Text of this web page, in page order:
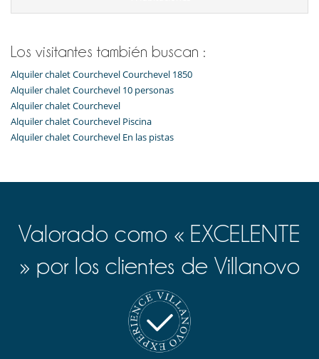
Los visitantes también buscan :
Alquiler chalet Courchevel Courchevel 1850
Alquiler chalet Courchevel 10 personas
Alquiler chalet Courchevel
Alquiler chalet Courchevel Piscina
Alquiler chalet Courchevel En las pistas
Valorado como « EXCELENTE
» por los clientes de Villanovo